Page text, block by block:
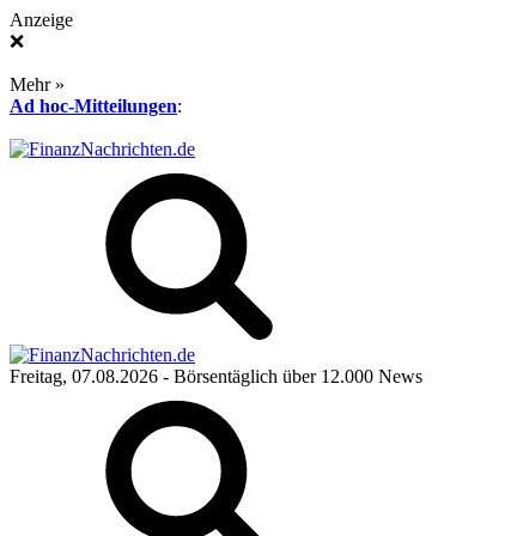
Anzeige
❌
Mehr »
Ad hoc-Mitteilungen:
Freitag, 07.08.2026 - Börsentäglich über 12.000 News